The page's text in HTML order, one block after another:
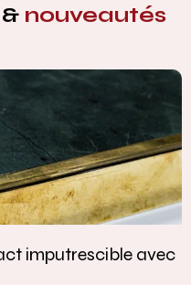
& nouveautés
imputrescible avec